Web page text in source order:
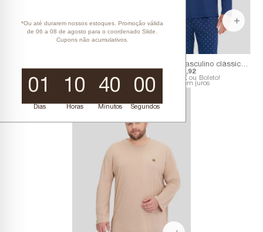
R$ 173,09no PIX ou Boleto!
6x
R$ 32,05 sem juros
pijama longo masculino clássico | 100% algodão com estampa de gravataria
R$ 179,93 no PIX ou Boleto!
R$ 199,92
6x
R$ 33,32 sem juros
*Ou até durarem nossos estoques. Promoção válida
de 06 a 08 de agosto para o coordenado Slide.
Cupons não acumulativos.
01
Dias
10
Horas
40
Minutos
00
Segundos